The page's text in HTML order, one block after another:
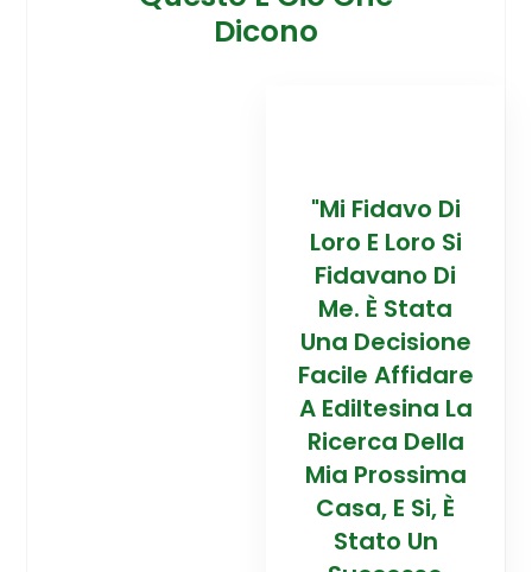
Dicono
"Mi Fidavo Di
Loro E Loro Si
Fidavano Di
Me. È Stata
Una Decisione
Facile Affidare
A Ediltesina La
Ricerca Della
Mia Prossima
Casa, E Si, È
Stato Un